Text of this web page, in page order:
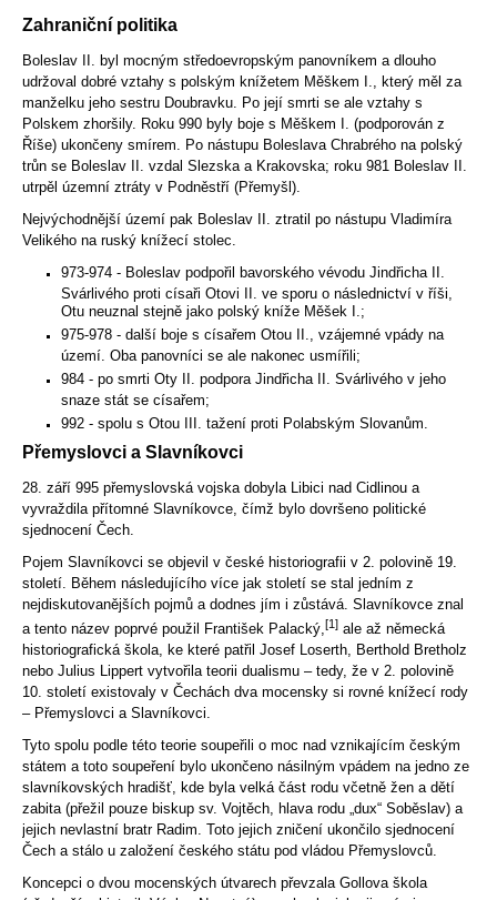
Zahraniční politika
Boleslav II. byl mocným středoevropským panovníkem a dlouho
udržoval dobré vztahy s polským knížetem Měškem I., který měl za
manželku jeho sestru Doubravku. Po její smrti se ale vztahy s
Polskem zhoršily. Roku 990 byly boje s Měškem I. (podporován z
Říše) ukončeny smírem. Po nástupu Boleslava Chrabrého na polský
trůn se Boleslav II. vzdal Slezska a Krakovska; roku 981 Boleslav II.
utrpěl územní ztráty v Podněstří (Přemyšl).
Nejvýchodnější území pak Boleslav II. ztratil po nástupu Vladimíra
Velikého na ruský knížecí stolec.
973-974 - Boleslav podpořil bavorského vévodu Jindřicha II.
Svárlivého proti císaři Otovi II. ve sporu o následnictví v říši,
Otu neuznal stejně jako polský kníže Měšek I.;
975-978 - další boje s císařem Otou II., vzájemné vpády na
území. Oba panovníci se ale nakonec usmířili;
984 - po smrti Oty II. podpora Jindřicha II. Svárlivého v jeho
snaze stát se císařem;
992 - spolu s Otou III. tažení proti Polabským Slovanům.
Přemyslovci a Slavníkovci
28. září 995 přemyslovská vojska dobyla Libici nad Cidlinou a
vyvraždila přítomné Slavníkovce, čímž bylo dovršeno politické
sjednocení Čech.
Pojem Slavníkovci se objevil v české historiografii v 2. polovině 19.
století. Během následujícího více jak století se stal jedním z
nejdiskutovanějších pojmů a dodnes jím i zůstává. Slavníkovce znal
a tento název poprvé použil František Palacký,[1] ale až německá
historiografická škola, ke které patřil Josef Loserth, Berthold Bretholz
nebo Julius Lippert vytvořila teorii dualismu – tedy, že v 2. polovině
10. století existovaly v Čechách dva mocensky si rovné knížecí rody
– Přemyslovci a Slavníkovci.
Tyto spolu podle této teorie soupeřili o moc nad vznikajícím českým
státem a toto soupeření bylo ukončeno násilným vpádem na jedno ze
slavníkovských hradišť, kde byla velká část rodu včetně žen a dětí
zabita (přežil pouze biskup sv. Vojtěch, hlava rodu „dux“ Soběslav) a
jejich nevlastní bratr Radim. Toto jejich zničení ukončilo sjednocení
Čech a stálo u založení českého státu pod vládou Přemyslovců.
Koncepci o dvou mocenských útvarech převzala Gollova škola